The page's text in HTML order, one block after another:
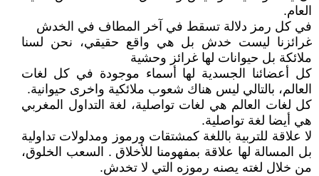
العام.
في كل رمز دلالة تسقط في آخر المطاف في الخدش
غرائزنا ليست خدش بل هي واقع حقيقي، نحن لسنا
ملائكة بل حيوانات لها غرائز وحشية
كل أعضائنا الجسدية لها أسماء موجودة في كل لغات
العالم، بالتالي ليس هناك شعوب ملائكية واخرى حيوانية.
كل لغات العالم هي لغات تواصلية، لغة التداول المغربي
هي أيضا لغة تواصلية.
لا علاقة للتربية باللغة كمشتقات ورموز ومدلولات تداولية
بل المسالة لها علاقة بمفهومنا للأخلاق . السعب الخلوق،
من خلال لغته يصنه رموزه التي لا تخدش.